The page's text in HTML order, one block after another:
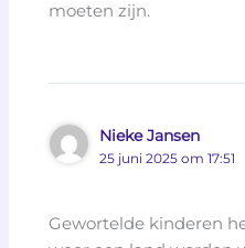
moeten zijn.
Nieke Jansen
25 juni 2025 om 17:51
Gewortelde kinderen